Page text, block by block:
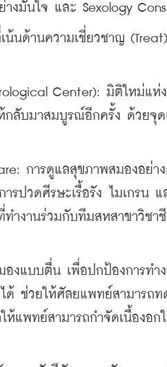
งมั่นใจ และ Sexology
น้นด้านความเชี่ยวชาญ
Center): มิติใหม่แห่ง
ลับมาสมบูรณ์อีกครั้ง ด้วยจุด
การดูแลสุขภาพสมองอย่าง
รปวดศีรษะเรื้อรัง ไมเกรน
งานร่วมกับทีมสหสาขาวิชา
บบตื่น เพื่อปกป้องการทำง
ช่วยให้ศัลยแพทย์สามารถท
ห้แพทย์สามารถกำจัดเนื้องอ